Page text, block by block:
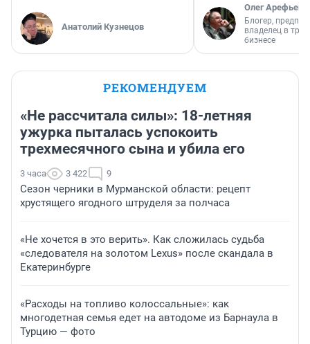
Анатолий Кузнецов
Олег Арефьев
Блогер,
владелец в
бизнесе
РЕКОМЕНДУЕМ
«Не рассчитала силы»: 18-летняя
ужурка пыталась успокоить
трехмесячного сына и убила его
3 часа 3 422 9
Сезон черники в Мурманской области: рецепт
хрустящего ягодного штруделя за полчаса
«Не хочется в это верить». Как сложилась судьба
«следователя на золотом Lexus» после скандала в
Екатеринбурге
«Расходы на топливо колоссальные»: как
многодетная семья едет на автодоме из Барнаула в
Турцию — фото